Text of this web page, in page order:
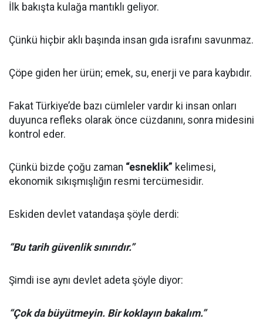
İlk bakışta kulağa mantıklı geliyor.
Çünkü hiçbir aklı başında insan gıda israfını savunmaz.
Çöpe giden her ürün; emek, su, enerji ve para kaybıdır.
Fakat Türkiye’de bazı cümleler vardır ki insan onları
duyunca refleks olarak önce cüzdanını, sonra midesini
kontrol eder.
Çünkü bizde çoğu zaman “esneklik” kelimesi,
ekonomik sıkışmışlığın resmi tercümesidir.
Eskiden devlet vatandaşa şöyle derdi:
“Bu tarih güvenlik sınırıdır.”
Şimdi ise aynı devlet adeta şöyle diyor:
“Çok da büyütmeyin. Bir koklayın bakalım.”